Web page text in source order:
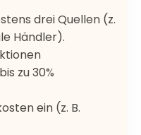
drei Quellen (z.
Händler).
zu 30%
ein (z. B.